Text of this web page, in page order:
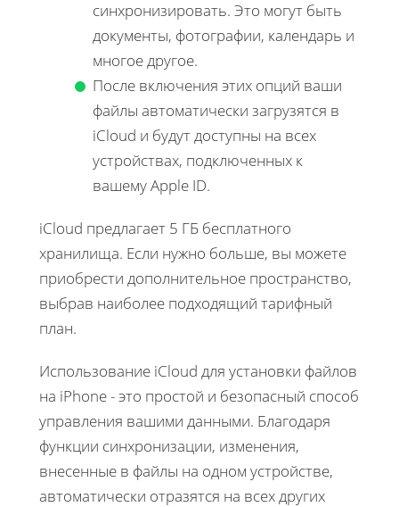
синхронизировать. Это могут быть
документы, фотографии, календарь и
многое другое.
После включения этих опций ваши
файлы автоматически загрузятся в
iCloud и будут доступны на всех
устройствах, подключенных к
вашему Apple ID.
iCloud предлагает 5 ГБ бесплатного
хранилища. Если нужно больше, вы можете
приобрести дополнительное пространство,
выбрав наиболее подходящий тарифный
план.
Использование iCloud для установки файлов
на iPhone - это простой и безопасный способ
управления вашими данными. Благодаря
функции синхронизации, изменения,
внесенные в файлы на одном устройстве,
автоматически отразятся на всех других